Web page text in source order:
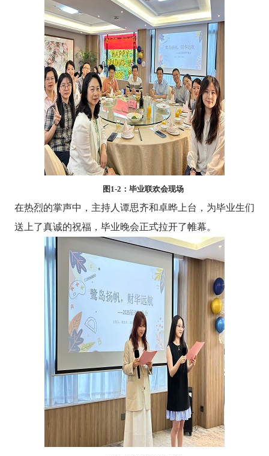
图1-2 ：毕业联欢会现场
在热烈的掌声中，主持人谭思齐和卓晔上台，为毕业生们
送上了真诚的祝福，毕业晚会正式拉开了帷幕。